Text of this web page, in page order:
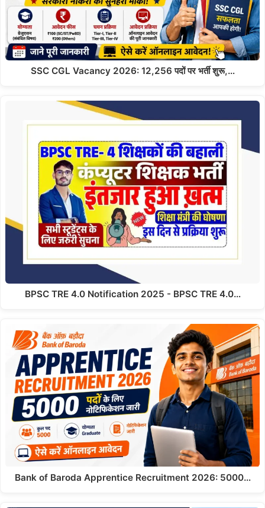
SSC CGL Vacancy 2026: 12,256 पदों पर भर्ती शुरू,…
BPSC TRE 4.0 Notification 2025 - BPSC TRE 4.0…
Bank of Baroda Apprentice Recruitment 2026: 5000…